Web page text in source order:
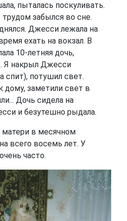
пыталась поскуливать.
забылся во сне.
Джесси лежала на
ехать на вокзал. В
10-летняя дочь,
Я накрыл Джесси
спит), потушил свет.
заметили свет в
Дочь сидела на
и безутешно рыдала.
в месячном
всего восемь лет. У
часто.